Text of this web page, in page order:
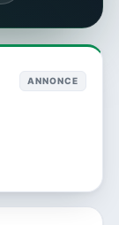
ANNONCE